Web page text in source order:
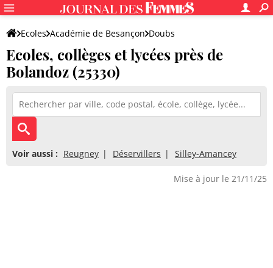
Ecoles Académie de Besançon Doubs
Ecoles, collèges et lycées près de
Bolandoz (25330)
Voir aussi : Reugney Déservillers Silley-Amancey
Mise à jour le 21/11/25